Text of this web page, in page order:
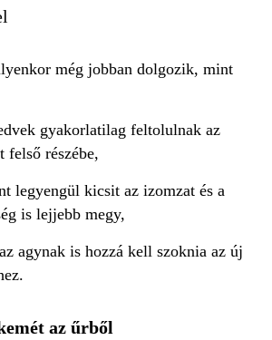
még jobban dolgozik, mint
gyakorlatilag feltolulnak az
felső részébe,
legyengül kicsit az izomzat és a
is lejjebb megy,
agynak is hozzá kell szoknia az új
az űrből